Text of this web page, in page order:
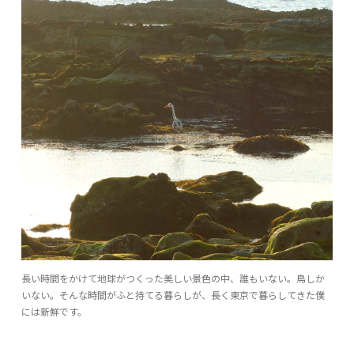
長い時間をかけて地球がつくった美しい景色の中、誰もいない。鳥しか
いない。そんな時間がふと持てる暮らしが、長く東京で暮らしてきた僕
には新鮮です。